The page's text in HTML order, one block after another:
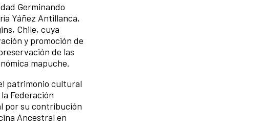
Germinando
Yáñez Antillanca,
Chile, cuya
y promoción de
de las
mapuche.
patrimonio cultural
Federación
por su contribución
Ancestral en